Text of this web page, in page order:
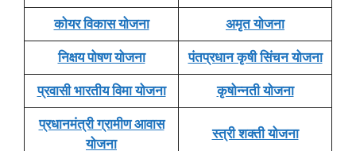
कोयर विकास योजना अमृत योजना
निक्षय पोषण योजना पंतप्रधान कृषी सिंचन योजना
प्रवासी भारतीय विमा योजना कृषोन्नती योजना
प्रधानमंत्री ग्रामीण आवास
योजना
स्त्री शक्ती योजना